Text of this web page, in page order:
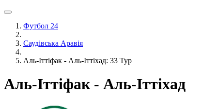
Футбол 24
Саудівська Аравія
Аль-Іттіфак - Аль-Іттіхад: 33 Тур
Аль-Іттіфак - Аль-Іттіхад